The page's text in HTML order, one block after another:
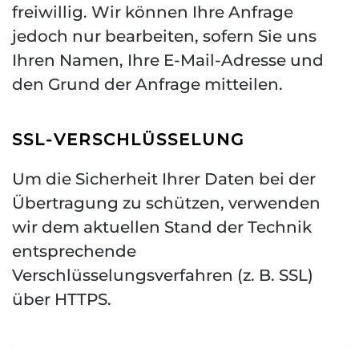
freiwillig. Wir können Ihre Anfrage
jedoch nur bearbeiten, sofern Sie uns
Ihren Namen, Ihre E-Mail-Adresse und
den Grund der Anfrage mitteilen.
SSL-VERSCHLÜSSELUNG
Um die Sicherheit Ihrer Daten bei der
Übertragung zu schützen, verwenden
wir dem aktuellen Stand der Technik
entsprechende
Verschlüsselungsverfahren (z. B. SSL)
über HTTPS.